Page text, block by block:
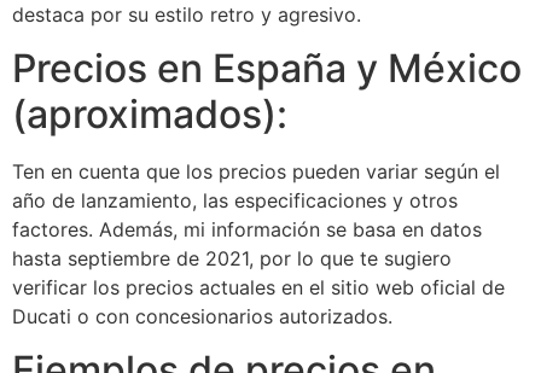
destaca por su estilo retro y agresivo.
Precios en España y México
(aproximados):
Ten en cuenta que los precios pueden variar según el
año de lanzamiento, las especificaciones y otros
factores. Además, mi información se basa en datos
hasta septiembre de 2021, por lo que te sugiero
verificar los precios actuales en el sitio web oficial de
Ducati o con concesionarios autorizados.